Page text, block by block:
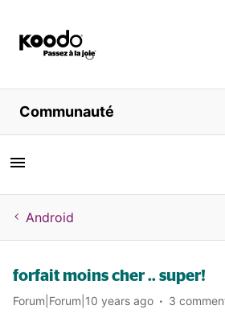
Magasiner
Libre service
Aide
Communauté
Android
forfait moins cher .. super!
Forum|Forum|10 years ago 3